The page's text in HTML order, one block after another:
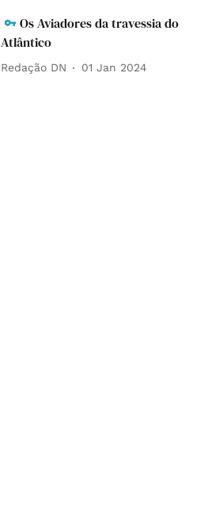
Os Aviadores da travessia do
Atlântico
Redação DN 01 Jan 2024